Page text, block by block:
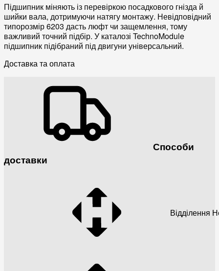
Підшипник міняють із перевіркою посадкового гнізда й
шийки вала, дотримуючи натягу монтажу. Невідповідний
типорозмір 6203 дасть люфт чи защемлення, тому
важливий точний підбір. У каталозі TechnoModule
підшипник підібраний під двигуни універсальний.
Доставка та оплата
Способи
доставки
Відділення